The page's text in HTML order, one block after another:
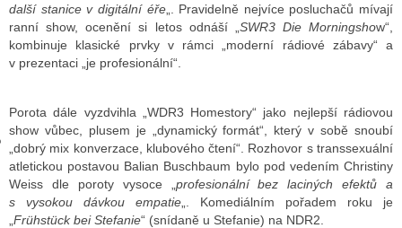
STARŠÍCH DISKUZÍ
další stanice v digitální éře„. Pravidelně nejvíce posluchačů mívají
ranní show, ocenění si letos odnáší „ SWR3 Die Morningshow“,
kombinuje klasické prvky v rámci „moderní rádiové zábavy“ a
v prezentaci „je profesionální“.
Porota dále vyzdvihla „WDR3 Homestory“ jako nejlepší rádiovou
show vůbec, plusem je „dynamický formát“, který v sobě snoubí
„dobrý mix konverzace, klubového čtení“. Rozhovor s transsexuální
atletickou postavou Balian Buschbaum bylo pod vedením Christiny
Weiss dle poroty vysoce „ profesionální bez laciných efektů a
s vysokou dávkou empatie „. Komediálním pořadem roku je
Frühstück bei Stefanie“ (snídaně u Stefanie) na NDR2.